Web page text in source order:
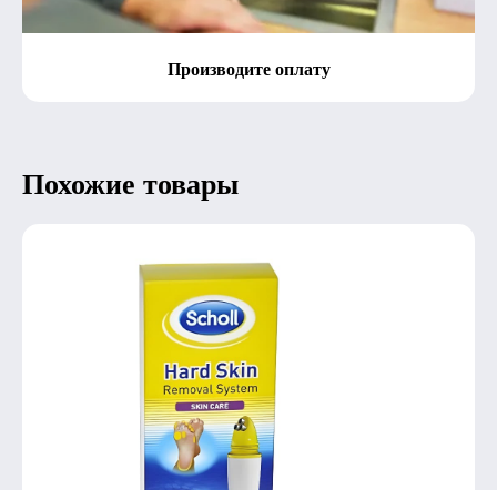
Производите оплату
Похожие товары